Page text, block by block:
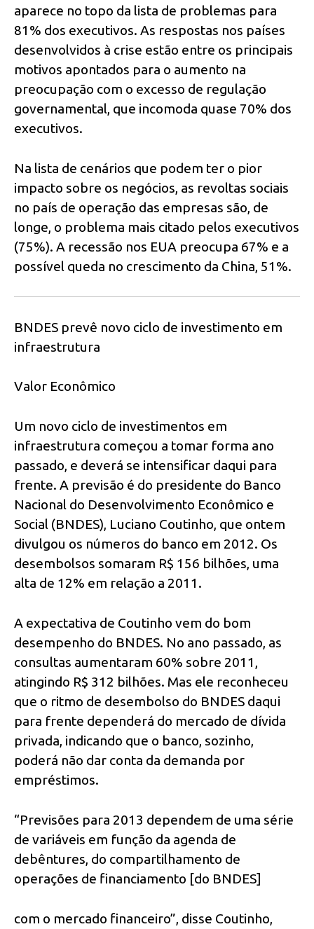
aparece no topo da lista de problemas para
81% dos executivos. As respostas nos países
desenvolvidos à crise estão entre os principais
motivos apontados para o aumento na
preocupação com o excesso de regulação
governamental, que incomoda quase 70% dos
executivos.
Na lista de cenários que podem ter o pior
impacto sobre os negócios, as revoltas sociais
no país de operação das empresas são, de
longe, o problema mais citado pelos executivos
(75%). A recessão nos EUA preocupa 67% e a
possível queda no crescimento da China, 51%.
BNDES prevê novo ciclo de investimento em
infraestrutura
Valor Econômico
Um novo ciclo de investimentos em
infraestrutura começou a tomar forma ano
passado, e deverá se intensificar daqui para
frente. A previsão é do presidente do Banco
Nacional do Desenvolvimento Econômico e
Social (BNDES), Luciano Coutinho, que ontem
divulgou os números do banco em 2012. Os
desembolsos somaram R$ 156 bilhões, uma
alta de 12% em relação a 2011.
A expectativa de Coutinho vem do bom
desempenho do BNDES. No ano passado, as
consultas aumentaram 60% sobre 2011,
atingindo R$ 312 bilhões. Mas ele reconheceu
que o ritmo de desembolso do BNDES daqui
para frente dependerá do mercado de dívida
privada, indicando que o banco, sozinho,
poderá não dar conta da demanda por
empréstimos.
“Previsões para 2013 dependem de uma série
de variáveis em função da agenda de
debêntures, do compartilhamento de
operações de financiamento [do BNDES]
com o mercado financeiro”, disse Coutinho,